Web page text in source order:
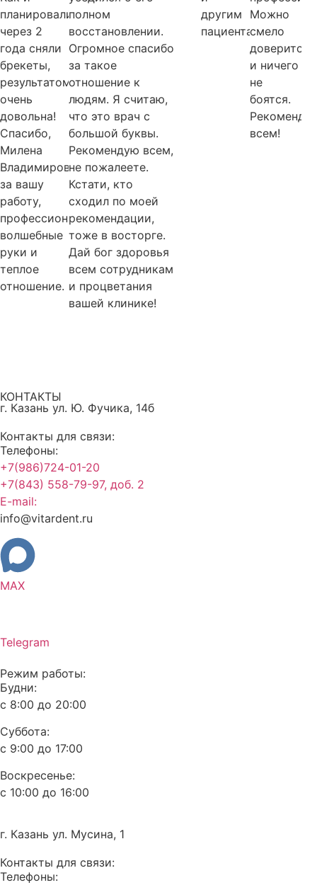
планировали,
через 2
года сняли
брекеты,
результатом
очень
довольна!
Спасибо,
Милена
Владимировна,
за вашу
работу,
профессионализм,
волшебные
руки и
теплое
отношение.
полном
восстановлении.
Огромное спасибо
за такое
отношение к
людям. Я считаю,
что это врач с
большой буквы.
Рекомендую всем,
не пожалеете.
Кстати, кто
сходил по моей
рекомендации,
тоже в восторге.
Дай бог здоровья
всем сотрудникам
и процветания
вашей клинике!
другим
пациентам.
Можно
смело
доверится
и ничего
не
боятся.
всем!
КОНТАКТЫ
г. Казань ул. Ю. Фучика, 14б
Контакты для связи:
Телефоны:
+7(986)724-01-20
+7(843) 558-79-97, доб. 2
E-mail:
info@vitardent.ru
MAX
Telegram
Режим работы:
Будни:
с 8:00 до 20:00
Суббота:
с 9:00 до 17:00
Воскресенье:
с 10:00 до 16:00
г. Казань ул. Мусина, 1
Контакты для связи:
Телефоны: